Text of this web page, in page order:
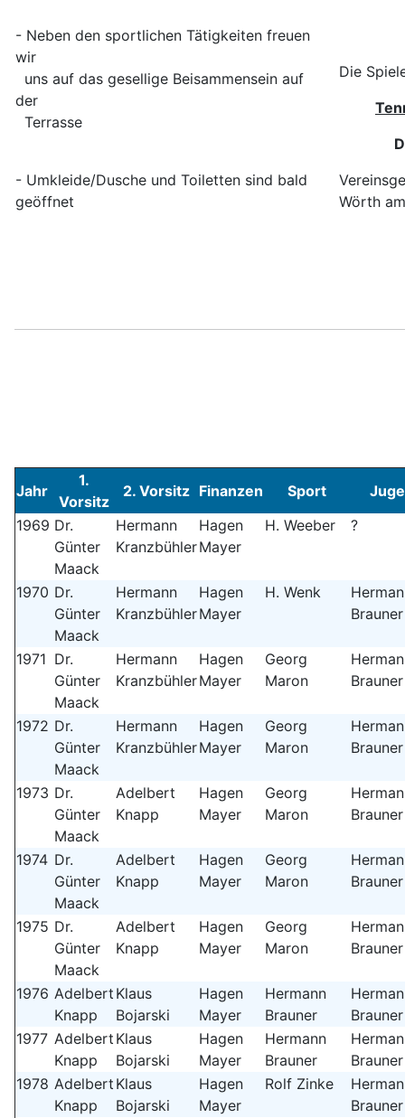
- Neben den sportlichen Tätigkeiten freuen
wir
uns auf das gesellige Beisammensein auf
der
Terrasse
- Umkleide/Dusche und Toiletten sind bald
geöffnet
Die
Wörth
Jahr
1.
Vorsitz
2. Vorsitz Finanzen Sport
1969 Dr.
Günter
Maack
Hermann
Kranzbühler
Hagen
Mayer
H. Weeber ?
1970 Dr.
Günter
Maack
Hermann
Kranzbühler
Hagen
Mayer
H. Wenk
Brauner
1971 Dr.
Günter
Maack
Hermann
Kranzbühler
Hagen
Mayer
Georg
Maron
Brauner
1972 Dr.
Günter
Maack
Hermann
Kranzbühler
Hagen
Mayer
Georg
Maron
Brauner
1973 Dr.
Günter
Maack
Adelbert
Knapp
Hagen
Mayer
Georg
Maron
Brauner
1974 Dr.
Günter
Maack
Adelbert
Knapp
Hagen
Mayer
Georg
Maron
Brauner
1975 Dr.
Günter
Maack
Adelbert
Knapp
Hagen
Mayer
Georg
Maron
Brauner
1976 Adelbert
Knapp
Klaus
Bojarski
Hagen
Mayer
Hermann
Brauner
Brauner
1977 Adelbert
Knapp
Klaus
Bojarski
Hagen
Mayer
Hermann
Brauner
Brauner
1978 Adelbert
Knapp
Klaus
Bojarski
Hagen
Mayer
Rolf Zinke
Brauner